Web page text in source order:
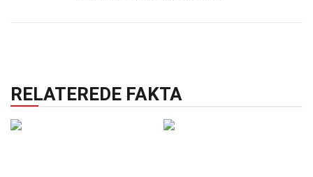
RELATEREDE FAKTA